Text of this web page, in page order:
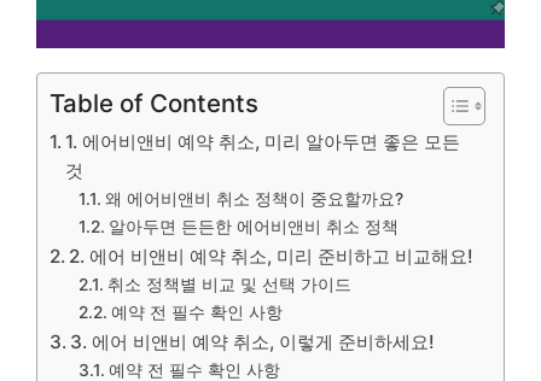
Table of Contents
1. 에어비앤비 예약 취소, 미리 알아두면 좋은 모든
것
왜 에어비앤비 취소 정책이 중요할까요?
알아두면 든든한 에어비앤비 취소 정책
2. 에어 비앤비 예약 취소, 미리 준비하고 비교해요!
취소 정책별 비교 및 선택 가이드
예약 전 필수 확인 사항
3. 에어 비앤비 예약 취소, 이렇게 준비하세요!
예약 전 필수 확인 사항